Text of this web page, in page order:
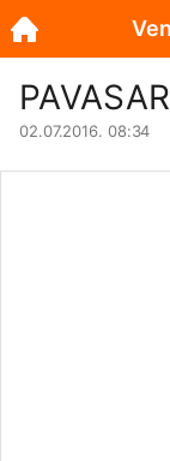
02.07.2016. 08:34